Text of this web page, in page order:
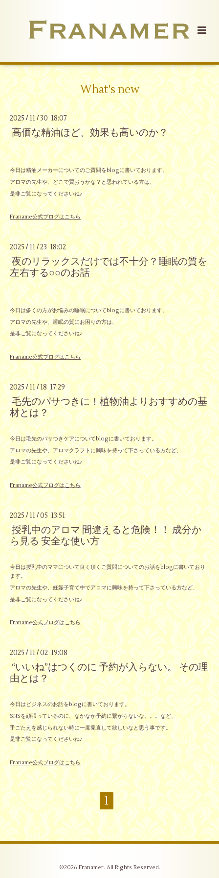
What's new
2025/11 /30 18:07
高価な精油ほど、効果も高いのか？
今日は精油メーカーについてのご質問をblogに書いております。
アロマの先生や、どこで買おうかな？と思われている方は、
是非ご覧になってくださいね♪
Franame公式ブログはこちら
2025 /11 / 23 18:02
夜のリラックスだけでは不十分？睡眠の質を
左右する○○のお話
今日は多くの方がお悩みの睡眠についてblogに書いております。
アロマの先生や、睡眠の質にお困りの方は、
是非ご覧になってくださいね♪
Franame公式ブログはこちら
2025 /11/ 18 17:29
毛先のパサつきに！植物油よりおすすめの基
材とは？
今日は毛先のパサつきケアについてblogに書いております。
アロマの先生や、アロマクラフトに興味を持って下さっている方など、
是非ご覧になってくださいね♪
Franame公式ブログはこちら
2025/11/05 13:51
授乳中のアロマ 間違えると危険！！ 成分か
ら見る 安全な使い方
今日は授乳中のママについて良く頂くご質問についてのお話をblogに書いており
ます。
アロマの先生や、妊娠子育て中でアロマに興味を持って下さっている方など、
是非ご覧になってくださいね♪
Franame公式ブログはこちら
2025 / 11 /02 19:08
“いいね”はつくのに 予約が入らない。 その理
由とは？
今日はビジネスのお話をblogに書いております。
SNSを頑張っているのに、なかなか予約に繋がらないな。。。など、
手ごたえを感じられない時に一度見直して欲しいなと思う事です。
是非ご覧になってくださいね♪
Franame公式ブログはこちら
1
©2026 Franamer. All Rights Reserved.